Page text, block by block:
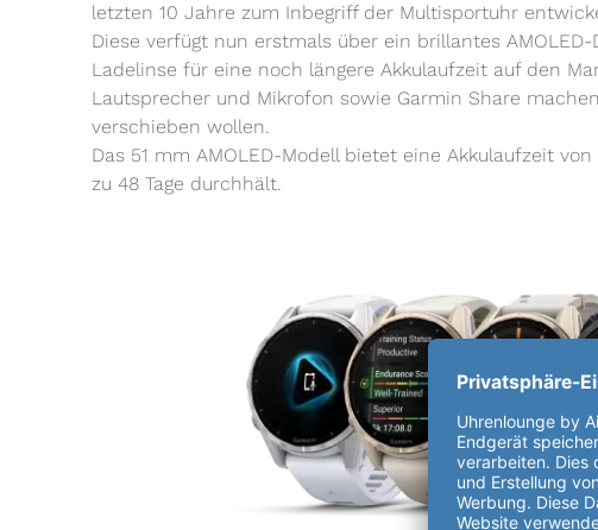
letzten 10 Jahre zum Inbegriff der Multisportuhr
Diese verfügt nun erstmals über ein brillantes
Ladelinse für eine noch längere Akkulaufzeit auf den
Lautsprecher und Mikrofon sowie Garmin Share
verschieben wollen.
Das 51 mm AMOLED-Modell bietet eine Akkulaufzeit
zu 48 Tage durchhält.